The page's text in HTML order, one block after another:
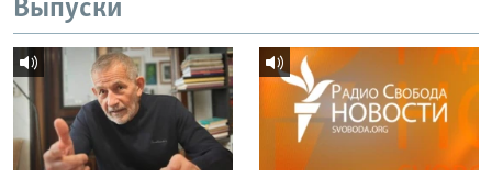
Выпуски